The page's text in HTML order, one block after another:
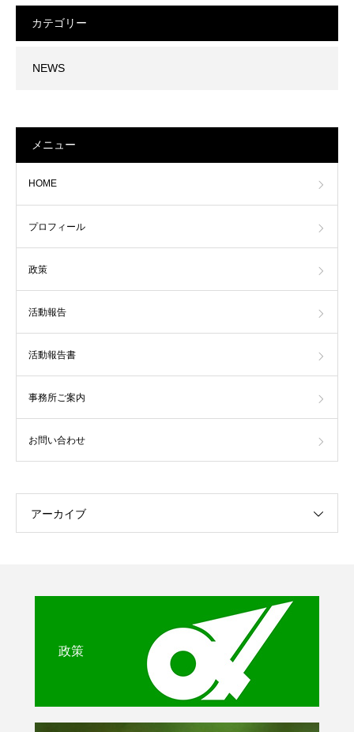
カテゴリー
NEWS
メニュー
HOME
プロフィール
政策
活動報告
活動報告書
事務所ご案内
お問い合わせ
アーカイブ
政策